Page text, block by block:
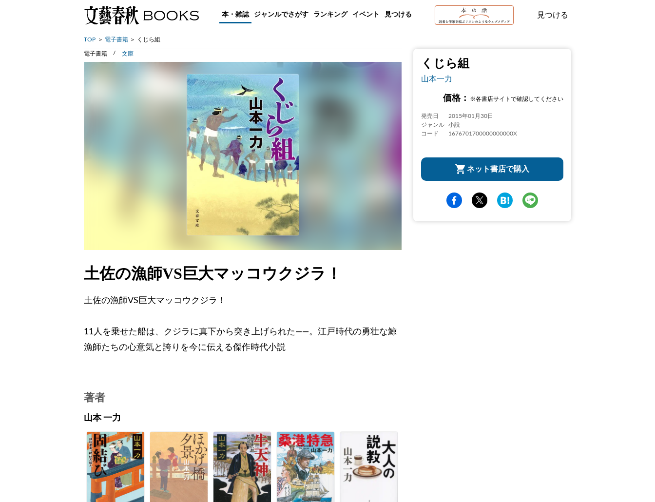
本・雑誌 ジャンルでさがす ランキング イベント 見つける 見つける
TOP 電子書籍 くじら組
くじら組
山本一力
価格： ※各書店サイトで確認してください
発売日
2015年01月30日
ジャンル
小説
コード
1676701700000000000X
ネット書店で購入
電子書籍 文庫
土佐の漁師VS巨大マッコウクジラ！
土佐の漁師VS巨大マッコウクジラ！
11人を乗せた船は、クジラに真下から突き上げられた――。江戸時代の勇壮な鯨
漁師たちの心意気と誇りを今に伝える傑作時代小説
著者
山本 一力